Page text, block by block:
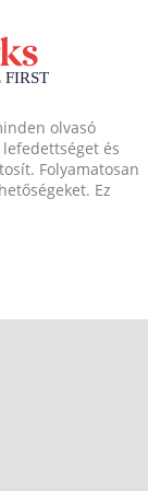
olvasó
és
Folyamatosan
Ez